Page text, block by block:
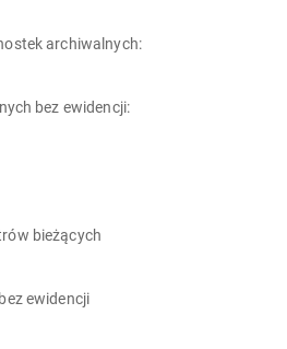
archiwalnych:
bez ewidencji:
bieżących
ewidencji